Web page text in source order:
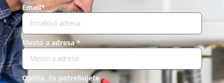
Email*
Mesto a adresa *
Opíšte, čo potrebujete